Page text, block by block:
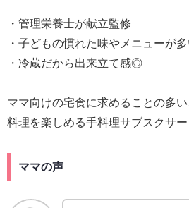
・管理栄養士が献立監修
・子どもの慣れた味やメニューが
・冷蔵だから出来立て感◎
ママ向けの宅食に求めることの多
料理を楽しめる手料理サブスクサー
ママの声